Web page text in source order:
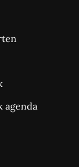
agenda